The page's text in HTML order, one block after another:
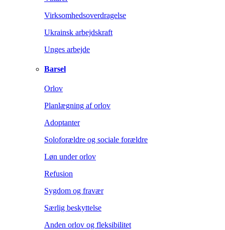
Virksomhedsoverdragelse
Ukrainsk arbejdskraft
Unges arbejde
Barsel
Orlov
Planlægning af orlov
Adoptanter
Soloforældre og sociale forældre
Løn under orlov
Refusion
Sygdom og fravær
Særlig beskyttelse
Anden orlov og fleksibilitet